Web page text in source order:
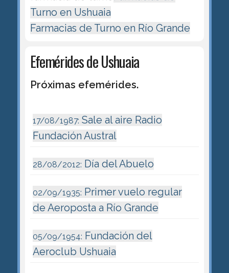
Turno en Ushuaia
Farmacias de Turno en Río Grande
Efemérides de Ushuaia
Próximas efemérides.
17/08/1987: Sale al aire Radio
Fundación Austral
28/08/2012: Día del Abuelo
02/09/1935: Primer vuelo regular
de Aeroposta a Río Grande
05/09/1954: Fundación del
Aeroclub Ushuaia